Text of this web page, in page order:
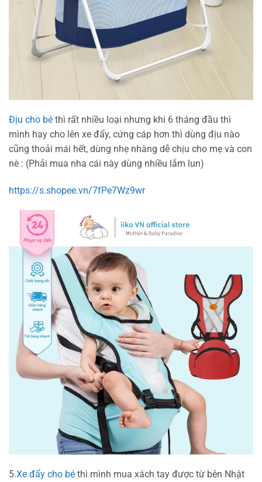
Địu cho bé thì rất nhiều loại nhưng khi 6 tháng đầu thì
mình hay cho lên xe đẩy, cứng cáp hơn thì dùng địu nào
cũng thoải mái hết, dùng nhẹ nhàng dễ chịu cho mẹ và con
nè : (Phải mua nha cái này dùng nhiều lắm lun)
https://s.shopee.vn/7fPe7Wz9wr
5.Xe đẩy cho bé thì mình mua xách tay được từ bên Nhật